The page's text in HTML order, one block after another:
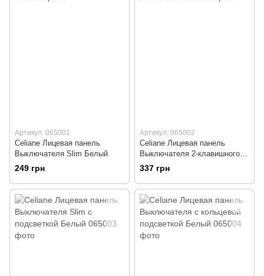
Артикул: 065001
Celiane Лицевая панель
Выключателя Slim Белый
249 грн
Артикул: 065002
Celiane Лицевая панель
Выключателя 2-клавишного
Slim Белый
337 грн